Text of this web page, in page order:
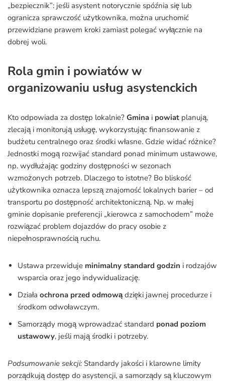
„bezpiecznik”: jeśli asystent notorycznie spóźnia się lub
ogranicza sprawczość użytkownika, można uruchomić
przewidziane prawem kroki zamiast polegać wyłącznie na
dobrej woli.
Rola gmin i powiatów w
organizowaniu usług asystenckich
Kto odpowiada za dostęp lokalnie? Gmina i powiat planują,
zlecają i monitorują usługę, wykorzystując finansowanie z
budżetu centralnego oraz środki własne. Gdzie widać różnice?
Jednostki mogą rozwijać standard ponad minimum ustawowe,
np. wydłużając godziny dostępności w sezonach
wzmożonych potrzeb. Dlaczego to istotne? Bo bliskość
użytkownika oznacza lepszą znajomość lokalnych barier – od
transportu po dostępność architektoniczną. Np. w małej
gminie dopisanie preferencji „kierowca z samochodem” może
rozwiązać problem dojazdów do pracy osobie z
niepełnosprawnością ruchu.
Ustawa przewiduje minimalny standard godzin i rodzajów
wsparcia oraz jego indywidualizację.
Działa ochrona przed odmowądzięki jawnej procedurze i
środkom odwoławczym.
Samorządy mogą wprowadzać standard ponad poziom
ustawowy, jeśli mają środki i potrzeby.
Podsumowanie sekcji: Standardy jakości i klarowne limity
porządkują dostęp do asystencji, a samorządy są kluczowym